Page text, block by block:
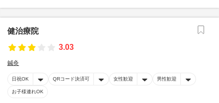
健治療院
3.03
鍼灸
日祝OK QRコード決済可 女性歓迎 男性歓迎
お子様連れOK